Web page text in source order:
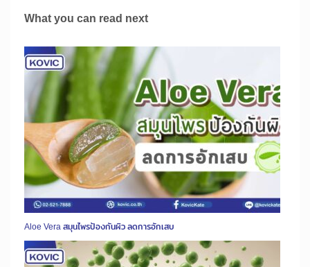
What you can read next
Aloe Vera สมุนไพรป้องกันผิว ลดการอักเสบ